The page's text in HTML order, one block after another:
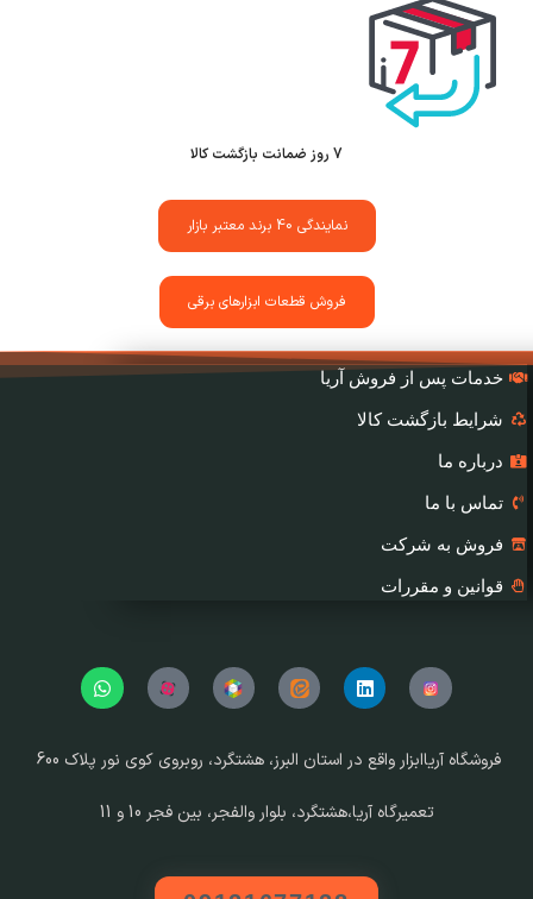
7 روز ضمانت بازگشت کالا
نمایندگی 40 برند معتبر بازار
فروش قطعات ابزارهای برقی
خدمات پس از فروش آریا
شرایط بازگشت کالا
درباره ما
تماس با ما
فروش به شرکت
قوانین و مقررات
فروشگاه آریا‌ابزار واقع در استان البرز، هشتگرد، روبروی کوی نور پلاک 600
تعمیرگاه آریا،هشتگرد، بلوار والفجر، بین فجر 10 و 11